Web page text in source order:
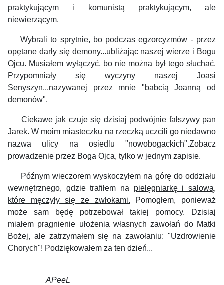
praktykującym i
komunistą praktykującym, ale
niewierzącym.
Wybrali to sprytnie, bo podczas egzorcyzmów - przez
opętane darły się demony...ubliżając naszej wierze i Bogu
Ojcu. Musiałem wyłączyć, bo nie można był tego słuchać.
Przypomniały się wyczyny naszej Joasi
Senyszyn...nazywanej przez mnie "babcią Joanną od
demonów".
Ciekawe jak czuje się dzisiaj podwójnie fałszywy pan
Jarek. W moim miasteczku na rzeczką uczcili go niedawno
nazwa ulicy na osiedlu "nowobogackich".Zobacz
prowadzenie przez Boga Ojca, tylko w jednym zapisie.
Późnym wieczorem wyskoczyłem na górę do oddziału
wewnętrznego, gdzie trafiłem na pielęgniarkę i salową,
które męczyły się ze zwłokami. Pomogłem, ponieważ
może sam będę potrzebował takiej pomocy. Dzisiaj
miałem pragnienie ułożenia własnych zawołań do Matki
Bożej, ale zatrzymałem się na zawołaniu: "Uzdrowienie
Chorych"! Podziękowałem za ten dzień...
APeeL